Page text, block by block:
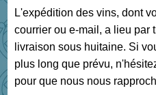
L'expédition des vins, dont
courrier ou e-mail, a lieu par
livraison sous huitaine. Si
plus long que prévu,
pour que nous nous